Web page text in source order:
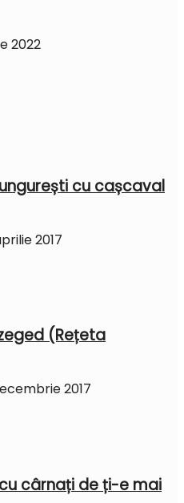
2022
cu cașcaval
2017
(Rețeta
2017
cârnați de ți-e mai